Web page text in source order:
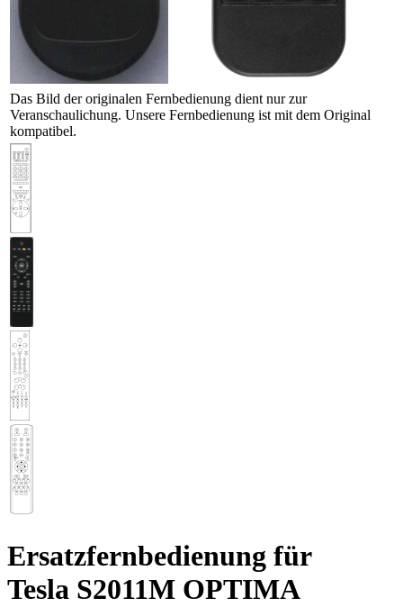
Das Bild der originalen Fernbedienung dient nur zur
Veranschaulichung. Unsere Fernbedienung ist mit dem Original
kompatibel.
Ersatzfernbedienung für
Tesla S2011M OPTIMA